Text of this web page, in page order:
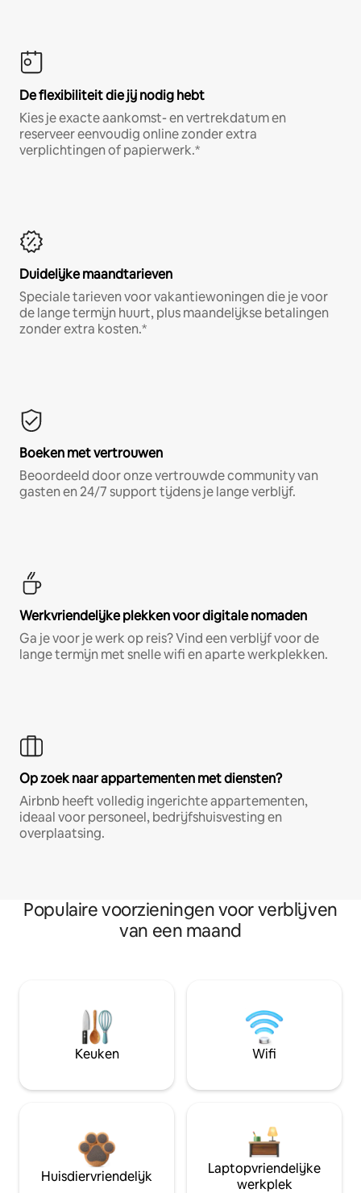
De flexibiliteit die jij nodig hebt
Kies je exacte aankomst- en vertrekdatum en
reserveer eenvoudig online zonder extra
verplichtingen of papierwerk.*
Duidelijke maandtarieven
Speciale tarieven voor vakantiewoningen die je voor
de lange termijn huurt, plus maandelijkse betalingen
zonder extra kosten.*
Boeken met vertrouwen
Beoordeeld door onze vertrouwde community van
gasten en 24/7 support tijdens je lange verblijf.
Werkvriendelijke plekken voor digitale nomaden
Ga je voor je werk op reis? Vind een verblijf voor de
lange termijn met snelle wifi en aparte werkplekken.
Op zoek naar appartementen met diensten?
Airbnb heeft volledig ingerichte appartementen,
ideaal voor personeel, bedrijfshuisvesting en
overplaatsing.
Populaire voorzieningen voor verblijven
van een maand
Keuken Wifi
Huisdiervriendelijk
Laptopvriendelijke
werkplek